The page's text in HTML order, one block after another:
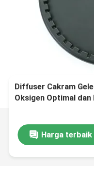
Diffuser Cakram
Oksigen Optimal
Harga terbaik